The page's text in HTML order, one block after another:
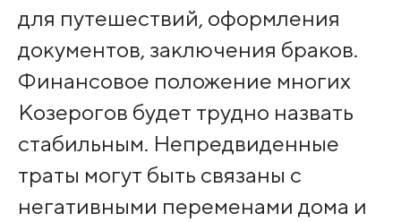
для путешествий, оформления
документов, заключения браков.
Финансовое положение многих
Козерогов будет трудно назвать
стабильным. Непредвиденные
траты могут быть связаны с
негативными переменами дома и